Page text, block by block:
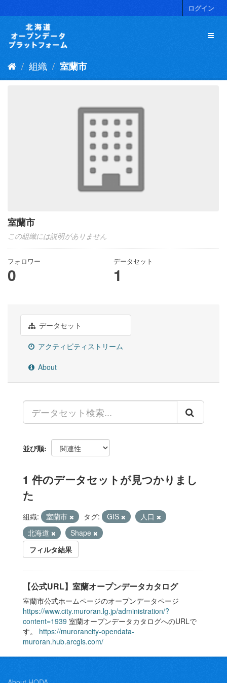
キ
ログイン
組織 室蘭市
室蘭市
この組織には説明がありません
フォロワー
0
データセット
1
データセット
アクティビティストリーム
About
並び順
1 件のデータセットが見つかりまし
た
組織: 室蘭市 タグ: GIS
人口
北海道
Shape
フィルタ結果
【公式URL】室蘭オープンデータカタログ
室蘭市公式ホームページのオープンデータページ
https://www.city.muroran.lg.jp/administration/?
content=1939 室蘭オープンデータカタログへのURLで
す。 https://murorancity-opendata-
muroran.hub.arcgis.com/